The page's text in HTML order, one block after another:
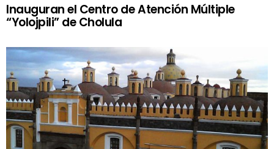
Inauguran el Centro de Atención Múltiple
“Yolojpili” de Cholula